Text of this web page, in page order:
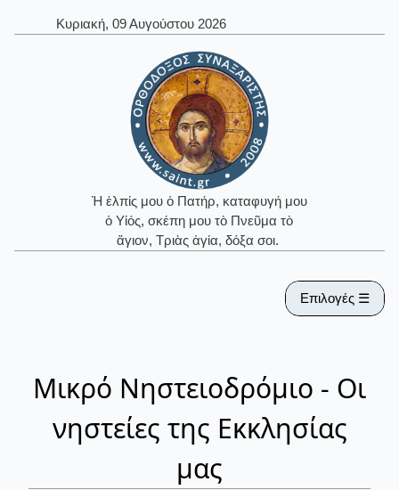
Κυριακή, 09 Αυγούστου 2026
Ἡ ἐλπίς μου ὁ Πατήρ, καταφυγή μου
ὁ Υἱός, σκέπη μου τὸ Πνεῦμα τὸ
ἅγιον, Τριὰς ἁγία, δόξα σοι.
Επιλογές ☰
Μικρό Νηστειοδρόμιο - Οι
νηστείες της Εκκλησίας
μας